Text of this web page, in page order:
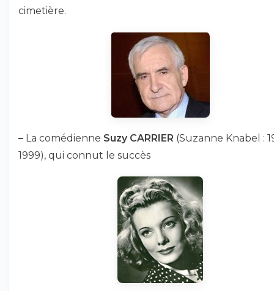
cimetière.
– La comédienne Suzy CARRIER (Suzanne Knabel :
1999), qui connut le succès